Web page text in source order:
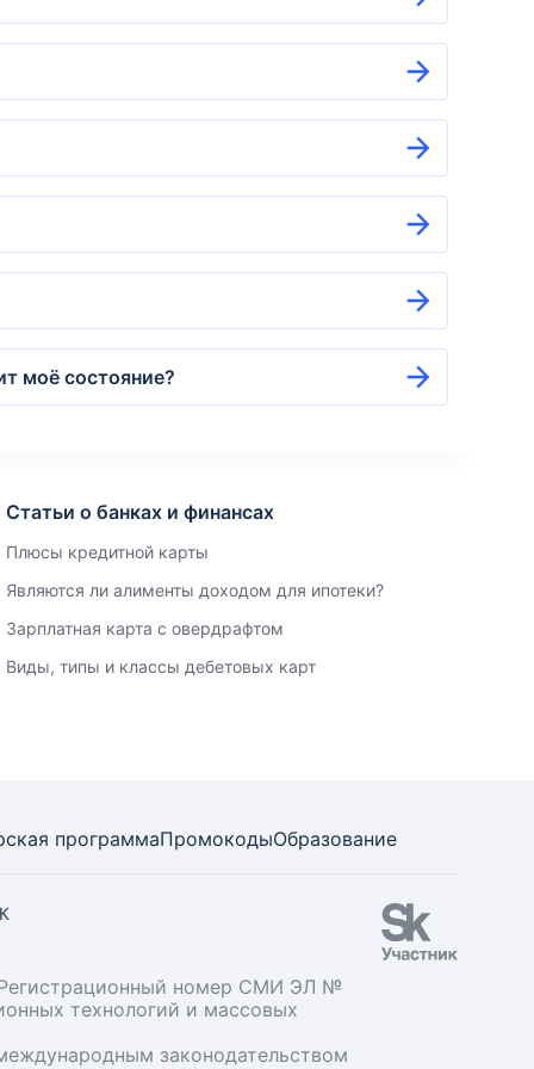
моё состояние?
Статьи о банках и финансах
Плюсы кредитной карты
Являются ли алименты доходом для ипотеки?
Зарплатная карта с овердрафтом
Виды, типы и классы дебетовых карт
программаПромокодыОбразование
Регистрационный номер СМИ ЭЛ №
технологий и массовых
законодательством